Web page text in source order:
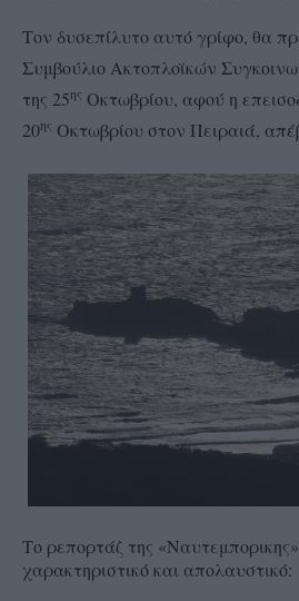
Τον δυσεπίλυτο αυτό γρίφο, θα
Συμβούλιο Ακτοπλοϊκών
της 25ης Οκτωβρίου, αφού η
20ης Οκτωβρίου στον Πειραιά,
Το ρεπορτάζ της
χαρακτηριστικό και απολαυστικό: